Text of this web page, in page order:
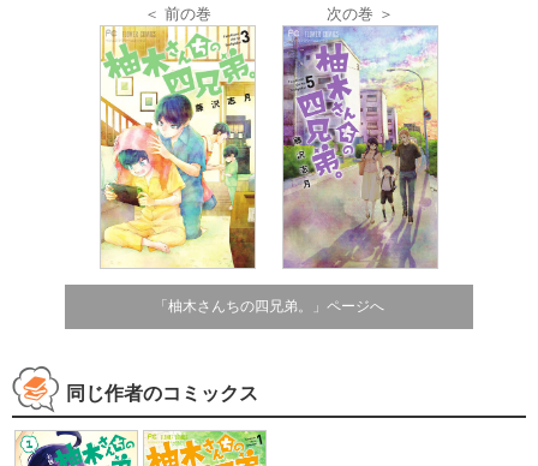
＜ 前の巻 次の巻 ＞
「柚木さんちの四兄弟。」ページへ
同じ作者のコミックス